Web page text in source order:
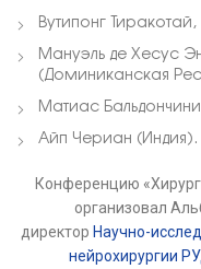
Вутипонг Тиракотай,
Мануэль де Хесус
(Доминиканская
Матиас
Айп Чериан (Индия).
Конференцию
организовал
директор Научно-
нейрохирургии